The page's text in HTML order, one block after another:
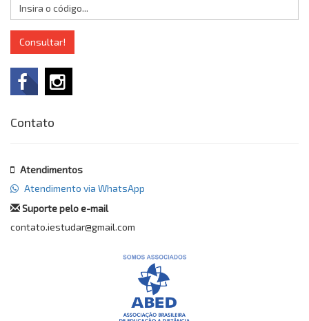
Consultar!
Contato
Atendimentos
Atendimento via WhatsApp
Suporte pelo e-mail
contato.iestudar@gmail.com